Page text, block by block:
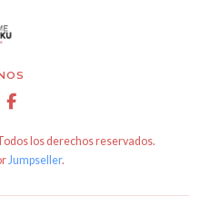
los derechos reservados.
Jumpseller.